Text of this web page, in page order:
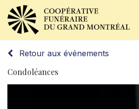
Retour aux événements
Condoléances